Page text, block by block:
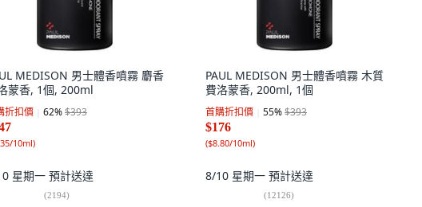
MEDISON 男士體香噴霧 麝香
蒙香, 1個, 200ml
折扣價 62%$393
10ml)
星期一 預計送達
(2194)
PAUL MEDISON 男士體香噴霧 木質
費洛蒙香, 200ml, 1個
首購折扣價 55%$393
$176
($8.80/10ml)
8/10 星期一 預計送達
(12126)